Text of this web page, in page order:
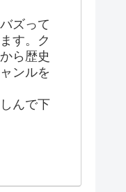
ズって
す。ク
ら歴史
ンルを
んで下